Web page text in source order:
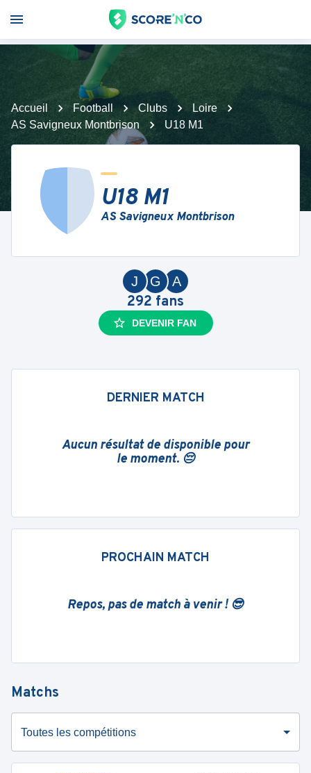
Accueil Football Clubs
Loire
AS Savigneux Montbrison
U18 M1
U18 M1
AS Savigneux Montbrison
A
G
J
292 fans
DEVENIR FAN
DERNIER MATCH
Aucun résultat de disponible pour
le moment. 😔
PROCHAIN MATCH
Repos, pas de match à venir ! 😎
Matchs
Toutes les compétitions